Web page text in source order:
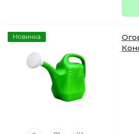
Новинка